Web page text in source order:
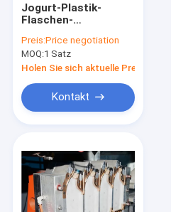
Jogurt-Plastik-
Flaschen-
Maschine 100ml
200ml mit Selbst-
Defleshing-System
Preis:Price negotiation
MOQ:1 Satz
Holen Sie sich aktuelle Preis
Kontakt